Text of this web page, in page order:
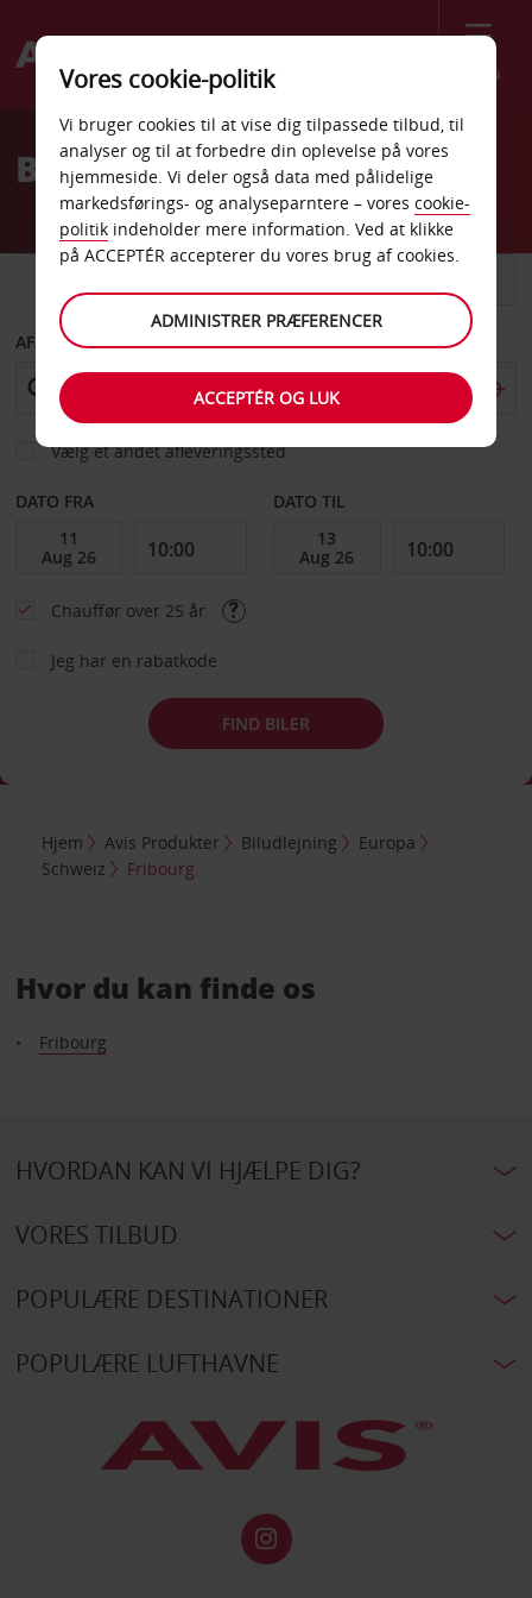
Menu
Welcome
AvisBilleje Fribourg
AFHENT FRA
Vælg et andet afleveringssted
DATO FRA DATO TIL
Chauffør over 25 år
Jeg har en rabatkode
FIND BILER
Hjem Avis Produkter Biludlejning
Europa
Schweiz
Fribourg
Hvor du kan finde os
Fribourg
HVORDAN KAN VI HJÆLPE DIG?
VORES TILBUD
POPULÆRE DESTINATIONER
POPULÆRE LUFTHAVNE
Vores cookie-politik
Vi bruger cookies til at vise dig tilpassede tilbud, til
analyser og til at forbedre din oplevelse på vores
hjemmeside. Vi deler også data med pålidelige
markedsførings- og analyseparntere – vores cookie-
politik indeholder mere information. Ved at klikke
på ACCEPTÉR accepterer du vores brug af cookies.
ADMINISTRER PRÆFERENCER
ACCEPTÉR OG LUK